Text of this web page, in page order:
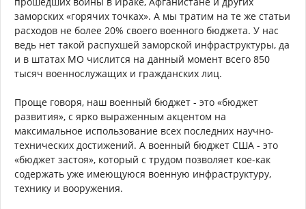
заморских «горячих точках». А мы тратим на те же статьи
расходов не более 20% своего военного бюджета. У нас
ведь нет такой распухшей заморской инфраструктуры, да
и в штатах МО числится на данный момент всего 850
тысяч военнослужащих и гражданских лиц.
Проще говоря, наш военный бюджет - это «бюджет
развития», с ярко выраженным акцентом на
максимальное использование всех последних научно-
технических достижений. А военный бюджет США - это
«бюджет застоя», который с трудом позволяет кое-как
содержать уже имеющуюся военную инфраструктуру,
технику и вооружения.